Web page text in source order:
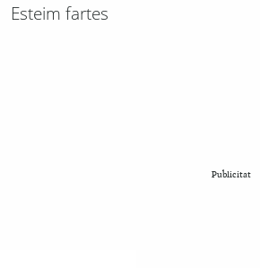
Esteim fartes
Publicitat